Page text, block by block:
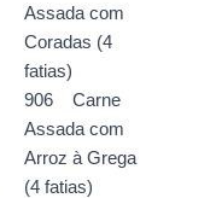
Assada com
Coradas (4
fatias)
906 Carne
Assada com
Arroz à Grega
(4 fatias)